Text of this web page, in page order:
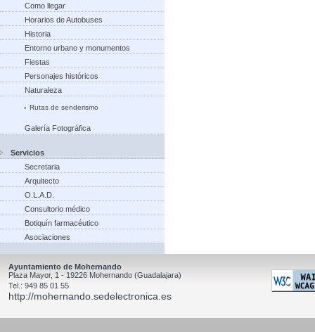
Como llegar
Horarios de Autobuses
Historia
Entorno urbano y monumentos
Fiestas
Personajes históricos
Naturaleza
Rutas de senderismo
Galería Fotográfica
Servicios
Secretaria
Arquitecto
O.L.A.D.
Consultorio médico
Botiquín farmacéutico
Asociaciones
Ayuntamiento de Mohernando
Plaza Mayor, 1 - 19226 Mohernando (Guadalajara)
Tel.: 949 85 01 55
http://mohernando.sedelectronica.es